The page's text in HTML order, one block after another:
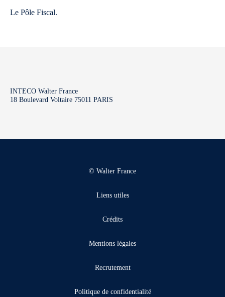
Le Pôle Fiscal.
INTECO Walter France
18 Boulevard Voltaire 75011 PARIS
© Walter France
Liens utiles
Crédits
Mentions légales
Recrutement
Politique de confidentialité